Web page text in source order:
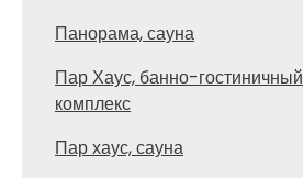
Панорама, сауна
Пар Хаус, банно-гостиничный
комплекс
Пар хаус, сауна